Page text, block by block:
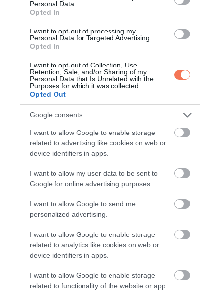
Personal Data.
Opted In
I want to opt-out of processing my
Personal Data for Targeted Advertising.
Opted In
I want to opt-out of Collection, Use,
Retention, Sale, and/or Sharing of my
Personal Data that Is Unrelated with the
Purposes for which it was collected.
Opted Out
Google consents
I want to allow Google to enable storage
related to advertising like cookies on web or
device identifiers in apps.
I want to allow my user data to be sent to
Google for online advertising purposes.
I want to allow Google to send me
personalized advertising.
I want to allow Google to enable storage
related to analytics like cookies on web or
device identifiers in apps.
I want to allow Google to enable storage
related to functionality of the website or app.
minden fejlesztőnek, aki olvassa, ezt üzente: „Álmodjanak
Még azok is, akik a területre költöztek, örülnek, hogy
Zammiték kitartottak.
Az egyik közeli lakos azt mondta: „Ez azt jelenti, hogy van
egy zsákutcánk, ami sokkal biztonságosabb a
gyerekeinknek, és a mellettünk lévő nagy pázsitjuk miatt úgy
„A szomszédainknak ez nem adatik meg, mert a többi ház
„Nagyon hálásak vagyunk! Remélem, maradnak.”
Nos, nem úgy tűnik, hogy egyhamar el fognak menni.